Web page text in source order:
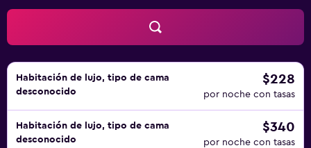
Habitación de lujo, tipo de cama
desconocido
$228
por noche con tasas
Habitación de lujo, tipo de cama
desconocido
$340
por noche con tasas